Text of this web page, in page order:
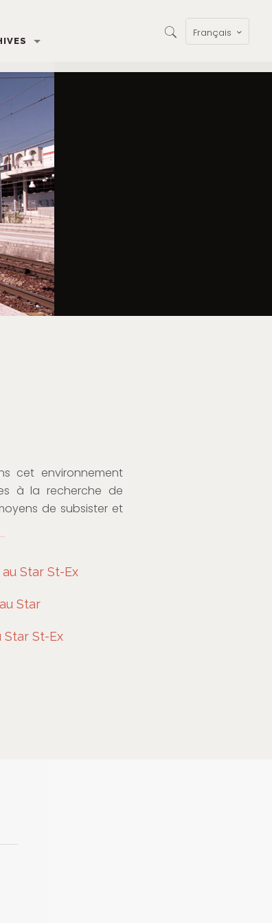
Français
cet environnement
à la recherche de
de subsister et
Star St-Ex
Star
Star St-Ex